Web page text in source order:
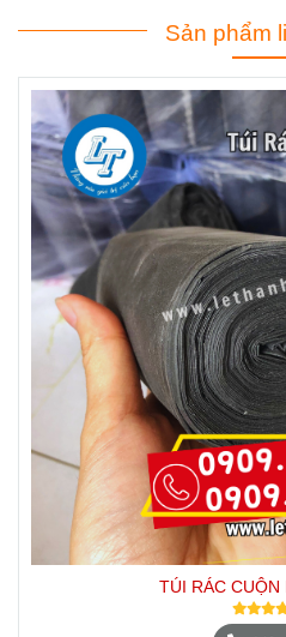
Sản phẩm
TÚI RÁC CUỘN